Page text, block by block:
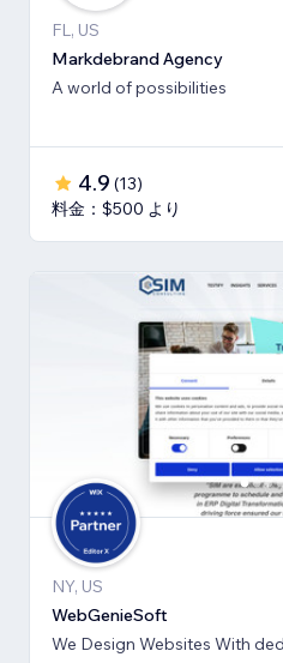
FL, US
Markdebrand Agency
A world of possibilities
4.9 (13)
料金：$500 より
NY, US
WebGenieSoft
We Design Websites With